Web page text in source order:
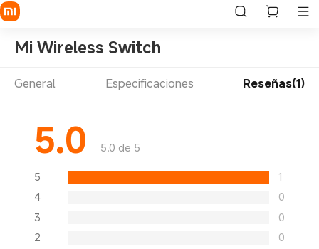
Mi Wireless Switch
General Especificaciones Reseñas(1)
5.0 5.0 de 5
5
1
4
0
3
0
2
0